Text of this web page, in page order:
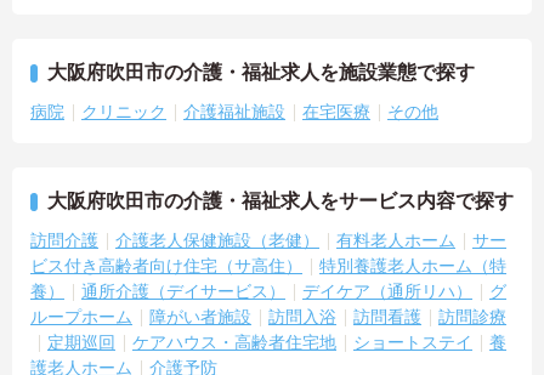
大阪府吹田市の介護・福祉求人を施設業態で探す
病院 クリニック 介護福祉施設 在宅医療 その他
大阪府吹田市の介護・福祉求人をサービス内容で探す
訪問介護 介護老人保健施設（老健） 有料老人ホーム
サー
ビス付き高齢者向け住宅（サ高住）
特別養護老人ホーム（特
養）
通所介護（デイサービス） デイケア（通所リハ）
グ
ループホーム
障がい者施設 訪問入浴 訪問看護
訪問診療
定期巡回
ケアハウス・高齢者住宅地 ショートステイ
養
護老人ホーム
介護予防